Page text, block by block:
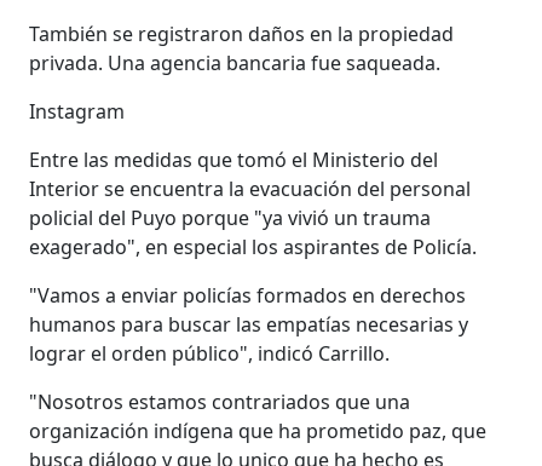
También se registraron daños en la propiedad
privada. Una agencia bancaria fue saqueada.
Instagram
Entre las medidas que tomó el Ministerio del
Interior se encuentra la evacuación del personal
policial del Puyo porque "ya vivió un trauma
exagerado", en especial los aspirantes de Policía.
"Vamos a enviar policías formados en derechos
humanos para buscar las empatías necesarias y
lograr el orden público", indicó Carrillo.
"Nosotros estamos contrariados que una
organización indígena que ha prometido paz, que
busca diálogo y que lo unico que ha hecho es